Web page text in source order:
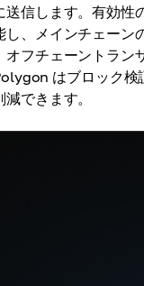
送信します。有効性
し、メインチェーン
オフチェーントラン
はブロック検
できます。